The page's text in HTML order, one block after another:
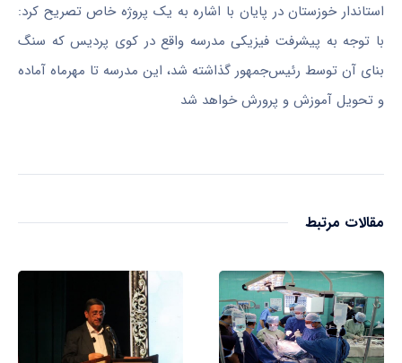
استاندار خوزستان در پایان با اشاره به یک پروژه خاص تصریح کرد:
با توجه به پیشرفت فیزیکی مدرسه واقع در کوی پردیس که سنگ
بنای آن توسط رئیس‌جمهور گذاشته شد، این مدرسه تا مهرماه آماده
و تحویل آموزش و پرورش خواهد شد
مقالات مرتبط